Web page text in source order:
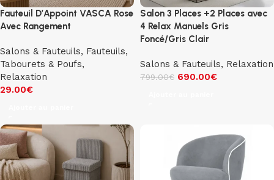
Fauteuil D’Appoint VASCA Rose
Avec Rangement
Salons & Fauteuils, Fauteuils,
Tabourets & Poufs,
Relaxation
29.00€
Salon 3 Places +2 Places avec
4 Relax Manuels Gris
Foncé/Gris Clair
Salons & Fauteuils, Relaxation
799.00€ 690.00€